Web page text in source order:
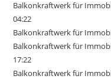
Balkonkraftwerk für
04:22
Balkonkraftwerk für
Balkonkraftwerk für
17:22
Balkonkraftwerk für